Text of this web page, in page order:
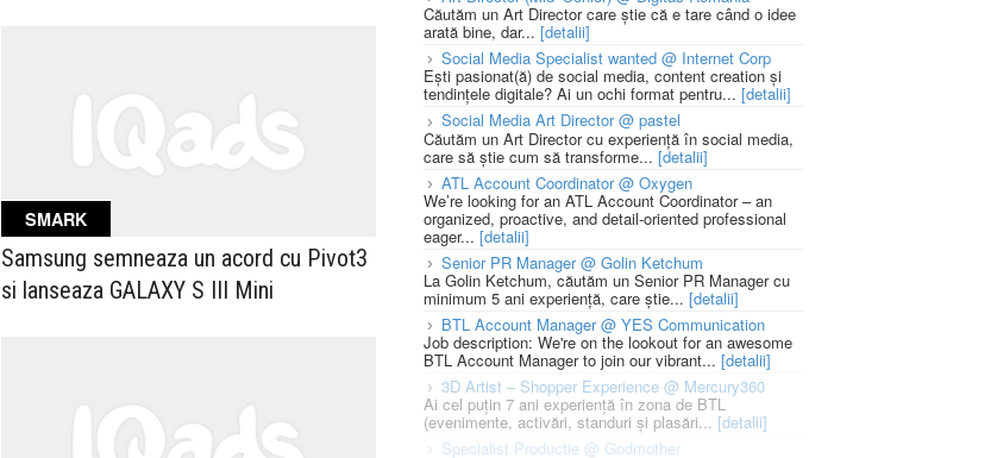
SMARK
Samsung semneaza un acord cu Pivot3
si lanseaza GALAXY S III Mini
Căutăm un Art Director care știe că e tare când o idee
arată bine, dar... [detalii]
Social Media Specialist wanted @ Internet Corp
Ești pasionat(ă) de social media, content creation și
tendințele digitale? Ai un ochi format pentru... [detalii]
Social Media Art Director @ pastel
Căutăm un Art Director cu experiență în social media,
care să știe cum să transforme... [detalii]
ATL Account Coordinator @ Oxygen
We’re looking for an ATL Account Coordinator – an
organized, proactive, and detail-oriented professional
eager... [detalii]
Senior PR Manager @ Golin Ketchum
La Golin Ketchum, căutăm un Senior PR Manager cu
minimum 5 ani experiență, care știe... [detalii]
BTL Account Manager @ YES Communication
Job description: We're on the lookout for an awesome
BTL Account Manager to join our vibrant... [detalii]
3D Artist – Shopper Experience @ Mercury360
Ai cel puțin 7 ani experiență în zona de BTL
(evenimente, activări, standuri și plasări... [detalii]
Specialist Productie @ Godmother